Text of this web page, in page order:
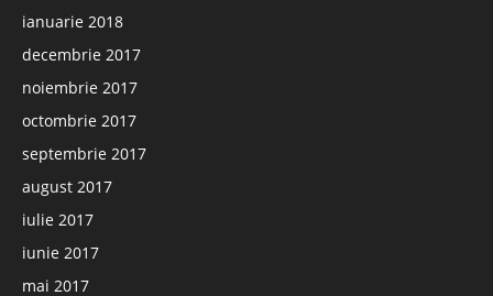
ianuarie 2018
decembrie 2017
noiembrie 2017
octombrie 2017
septembrie 2017
august 2017
iulie 2017
iunie 2017
mai 2017